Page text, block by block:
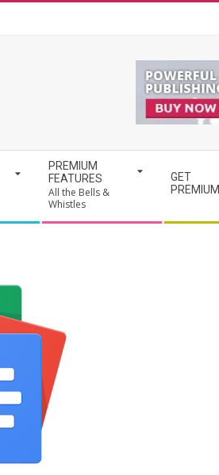
PREMIUM
FEATURES
All the Bells &
Whistles
GET
PREMIUM